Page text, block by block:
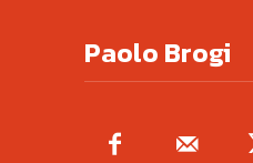
Paolo Brogi